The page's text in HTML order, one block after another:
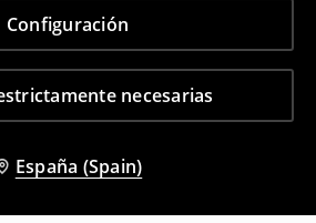
necesarias
Configuración
España (Spain)